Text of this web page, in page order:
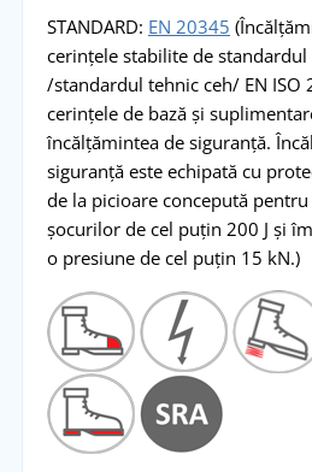
STANDARD: EN 20345
cerințele stabilite de standardul
/standardul tehnic ceh/ EN ISO
cerințele de bază și
încălțămintea de siguranță.
siguranță este echipată cu
de la picioare concepută
șocurilor de cel puțin 200 J și
o presiune de cel puțin 15 kN.)